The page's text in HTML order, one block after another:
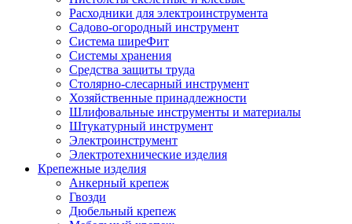
Расходники для электроинструмента
Садово-огородный инструмент
Система ширеФит
Системы хранения
Средства защиты труда
Столярно-слесарный инструмент
Хозяйственные принадлежности
Шлифовальные инструменты и материалы
Штукатурный инструмент
Электроинструмент
Электротехнические изделия
Крепежные изделия
Анкерный крепеж
Гвозди
Дюбельный крепеж